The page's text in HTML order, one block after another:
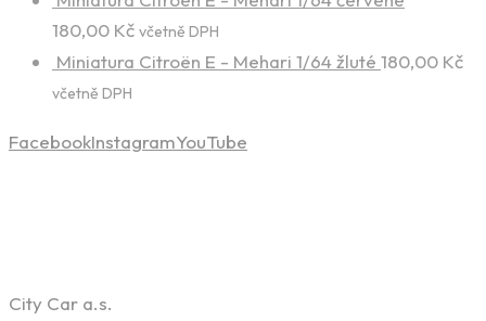
180,00 Kč včetně DPH
Miniatura Citroën E - Mehari 1/64 žluté 180,00 Kč
včetně DPH
FacebookInstagramYouTube
City Car a.s.